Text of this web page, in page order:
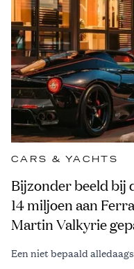
CARS & YACHTS
Bijzonder beeld bij
14 miljoen aan
Martin Valkyrie
Een niet bepaald